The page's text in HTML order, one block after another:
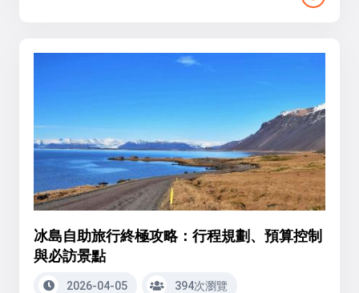
冰島自助旅行終極攻略：行程規劃、預算控制
與必訪景點
2026-04-05 394次瀏覽